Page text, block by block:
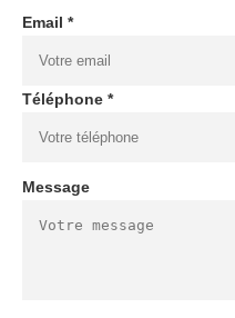
Email *
Téléphone *
Message